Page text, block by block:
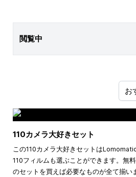
閲覧中
110カメラ大好きセット
この110カメラ大好きセットは
110フィルムも選ぶことができます。無
のセットを買えば必要なものが全て揃い